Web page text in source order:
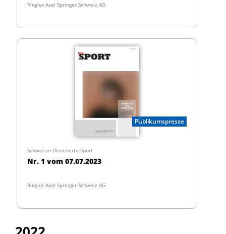
Ringier Axel Springer Schweiz AG
Publikumspresse
Schweizer Illustrierte Sport
Nr. 1 vom 07.07.2023
Ringier Axel Springer Schweiz AG